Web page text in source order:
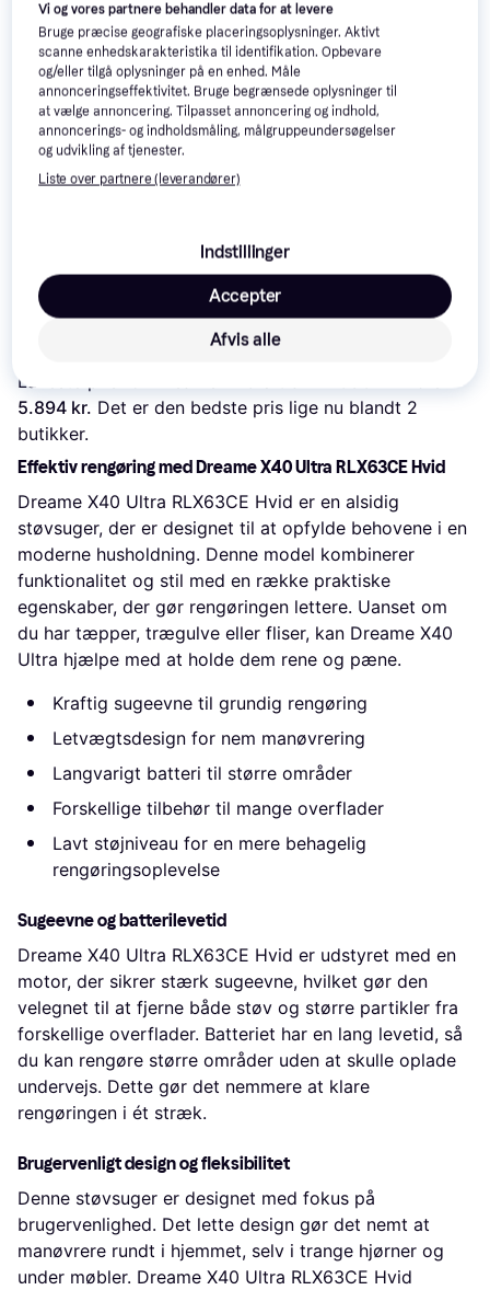
Anmeldelser
Læs om produktet
Laveste pris for
5.894 kr. Det er den bedste pris lige nu blandt 2
butikker.
Effektiv rengøring med Dreame X40 Ultra RLX63CE Hvid
Dreame X40 Ultra RLX63CE Hvid er en alsidig
støvsuger, der er designet til at opfylde behovene i en
moderne husholdning. Denne model kombinerer
funktionalitet og stil med en række praktiske
egenskaber, der gør rengøringen lettere. Uanset om
du har tæpper, trægulve eller fliser, kan Dreame X40
Ultra hjælpe med at holde dem rene og pæne.
Kraftig sugeevne til grundig rengøring
Letvægtsdesign for nem manøvrering
Langvarigt batteri til større områder
Forskellige tilbehør til mange overflader
Lavt støjniveau for en mere behagelig
rengøringsoplevelse
Sugeevne og batterilevetid
Dreame X40 Ultra RLX63CE Hvid er udstyret med en
motor, der sikrer stærk sugeevne, hvilket gør den
velegnet til at fjerne både støv og større partikler fra
forskellige overflader. Batteriet har en lang levetid, så
du kan rengøre større områder uden at skulle oplade
undervejs. Dette gør det nemmere at klare
rengøringen i ét stræk.
Brugervenligt design og fleksibilitet
Denne støvsuger er designet med fokus på
brugervenlighed. Det lette design gør det nemt at
manøvrere rundt i hjemmet, selv i trange hjørner og
under møbler. Dreame X40 Ultra RLX63CE Hvid
Vi og vores partnere behandler data for at levere
Bruge præcise geografiske placeringsoplysninger. Aktivt
scanne enhedskarakteristika til identifikation. Opbevare
og/eller tilgå oplysninger på en enhed. Måle
annonceringseffektivitet. Bruge begrænsede oplysninger til
at vælge annoncering. Tilpasset annoncering og indhold,
annoncerings- og indholdsmåling, målgruppeundersøgelser
og udvikling af tjenester.
Liste over partnere (leverandører)
Indstillinger
Afvis alle
Accepter